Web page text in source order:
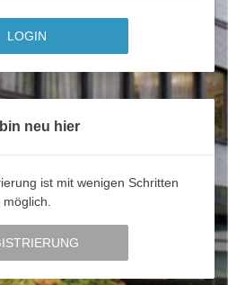
LOGIN
neu hier
ist mit wenigen Schritten
möglich.